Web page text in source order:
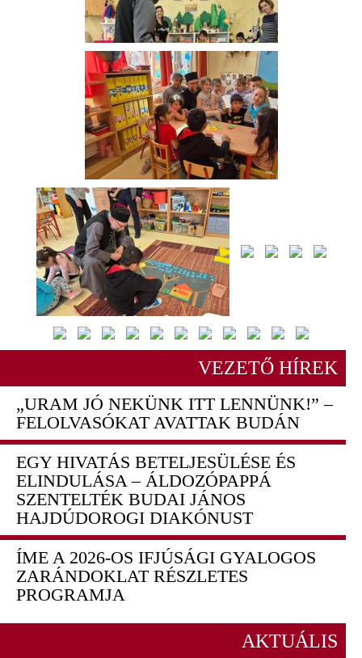
VEZETŐ HÍREK
„URAM JÓ NEKÜNK ITT LENNÜNK!” –
FELOLVASÓKAT AVATTAK BUDÁN
EGY HIVATÁS BETELJESÜLÉSE ÉS
ELINDULÁSA – ÁLDOZÓPAPPÁ
SZENTELTÉK BUDAI JÁNOS
HAJDÚDOROGI DIAKÓNUST
ÍME A 2026-OS IFJÚSÁGI GYALOGOS
ZARÁNDOKLAT RÉSZLETES
PROGRAMJA
AKTUÁLIS